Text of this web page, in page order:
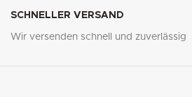
SCHNELLER VERSAND
Wir versenden schnell und zuverlässig